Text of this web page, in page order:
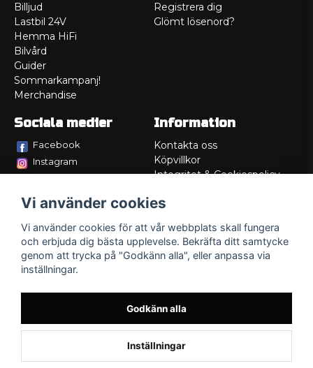
Billjud
Lastbil 24V
Hemma HiFi
Bilvård
Guider
Sommarkampanj!
Merchandise
Registrera dig
Glömt lösenord?
Sociala medier
Facebook
Instagram
Information
Kontakta oss
Köpvillkor
Integritet & Cookiespolicy
Service/Garanti
Lådritning
Om oss
Vi använder cookies
Vi använder cookies för att vår webbplats skall fungera
och erbjuda dig bästa upplevelse. Bekräfta ditt samtycke
genom att trycka på "Godkänn alla", eller anpassa via
inställningar.
Godkänn alla
Inställningar